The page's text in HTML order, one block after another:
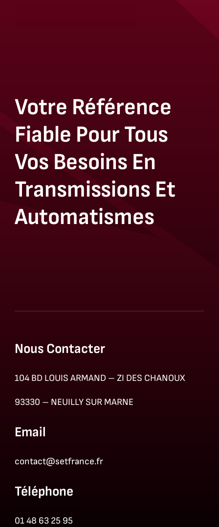
Votre Référence
Fiable Pour Tous
Vos Besoins En
Transmissions Et
Automatismes
Nous Contacter
104 BD LOUIS ARMAND – ZI DES CHANOUX
93330 – NEUILLY SUR MARNE
Email
contact@setfrance.fr
Téléphone
01 48 63 25 95